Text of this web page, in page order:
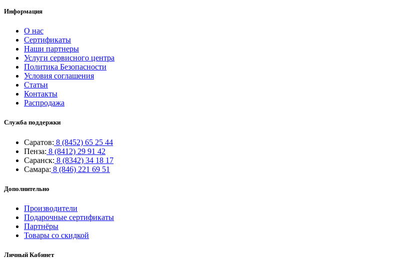
Информация
О нас
Сертификаты
Наши партнеры
Услуги сервисного центра
Политика Безопасности
Условия соглашения
Статьи
Контакты
Распродажа
Служба поддержки
Саратов: 8 (8452) 65 25 44
Пенза: 8 (8412) 29 91 42
Саранск: 8 (8342) 34 18 17
Самара: 8 (846) 221 69 51
Дополнительно
Производители
Подарочные сертификаты
Партнёры
Товары со скидкой
Личный Кабинет